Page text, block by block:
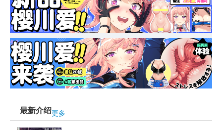
本月新作
站内动态
小组
KF Online
最新介绍更多